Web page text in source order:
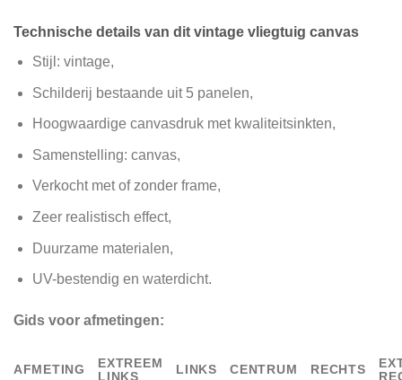
Technische details van dit vintage vliegtuig canvas
Stijl: vintage,
Schilderij bestaande uit 5 panelen,
Hoogwaardige canvasdruk met kwaliteitsinkten,
Samenstelling: canvas,
Verkocht met of zonder frame,
Zeer realistisch effect,
Duurzame materialen,
UV-bestendig en waterdicht.
Gids voor afmetingen:
AFMETING
EXTREEM
LINKS
LINKS CENTRUM RECHTS